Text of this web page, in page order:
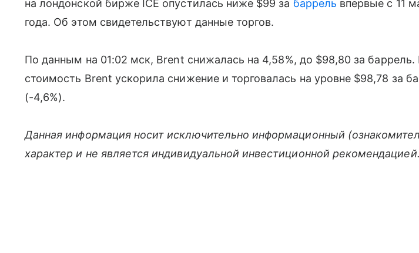
на лондонской бирже ICE опустилась ниже $99 за баррель впервые с 11
года. Об этом свидетельствуют данные торгов.
По данным на 01:02 мск, Brent снижалась на 4,58%, до $98,80 за баррель.
стоимость Brent ускорила снижение и торговалась на уровне $98,78 за
(-4,6%).
Данная информация носит исключительно информационный
характер и не является индивидуальной инвестиционной рекомендацией.